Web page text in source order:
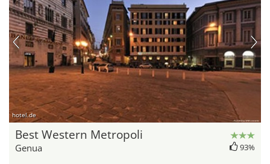
hotel.de
Best Western Metropoli
Genua 93%